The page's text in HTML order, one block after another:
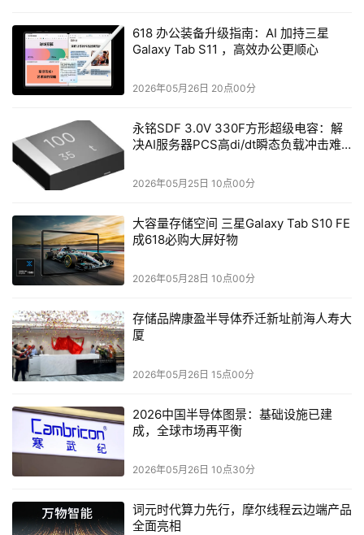
618 办公装备升级指南：AI 加持三星
Galaxy Tab S11 ，高效办公更顺心
2026年05月26日 20点00分
永铭SDF 3.0V 330F方形超级电容：解
决AI服务器PCS高di/dt瞬态负载冲击难
2026年05月25日 10点00分
大容量存储空间 三星Galaxy Tab S10 FE
成618必购大屏好物
2026年05月28日 10点00分
存储品牌康盈半导体乔迁新址前海人寿大
厦
2026年05月26日 15点00分
2026中国半导体图景：基础设施已建
成，全球市场再平衡
2026年05月26日 10点30分
词元时代算力先行，摩尔线程云边端产品
全面亮相